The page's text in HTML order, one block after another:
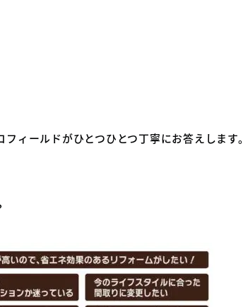
ィールドがひとつひとつ丁寧にお答えします。